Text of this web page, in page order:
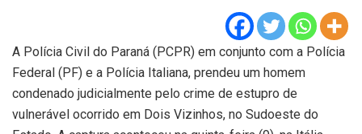
A Polícia Civil do Paraná (PCPR) em conjunto com a Polícia
Federal (PF) e a Polícia Italiana, prendeu um homem
condenado judicialmente pelo crime de estupro de
vulnerável ocorrido em Dois Vizinhos, no Sudoeste do